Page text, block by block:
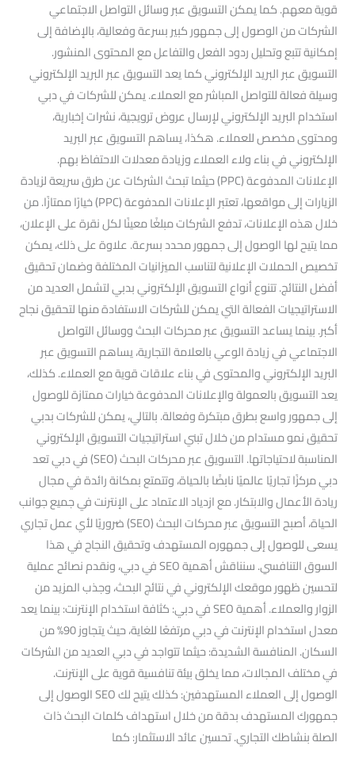
قوية معهم. كما يمكن التسويق عبر وسائل التواصل الاجتماعي
الشركات من الوصول إلى جمهور كبير بسرعة وفعالية، بالإضافة إلى
إمكانية تتبع وتحليل ردود الفعل والتفاعل مع المحتوى المنشور.
التسويق عبر البريد الإلكتروني كما يعد التسويق عبر البريد الإلكتروني
وسيلة فعالة للتواصل المباشر مع العملاء. يمكن للشركات في دبي
استخدام البريد الإلكتروني لإرسال عروض ترويجية، نشرات إخبارية،
ومحتوى مخصص للعملاء. هكذا، يساهم التسويق عبر البريد
الإلكتروني في بناء ولاء العملاء وزيادة معدلات الاحتفاظ بهم.
الإعلانات المدفوعة (PPC) حيثما تبحث الشركات عن طرق سريعة لزيادة
الزيارات إلى مواقعها، تعتبر الإعلانات المدفوعة (PPC) خيارًا ممتازًا. من
خلال هذه الإعلانات، تدفع الشركات مبلغًا معينًا لكل نقرة على الإعلان،
مما يتيح لها الوصول إلى جمهور محدد بسرعة. علاوة على ذلك، يمكن
تخصيص الحملات الإعلانية لتناسب الميزانيات المختلفة وضمان تحقيق
أفضل النتائج. تتنوع أنواع التسويق الإلكتروني بدبي لتشمل العديد من
الاستراتيجيات الفعالة التي يمكن للشركات الاستفادة منها لتحقيق نجاح
أكبر. بينما يساعد التسويق عبر محركات البحث ووسائل التواصل
الاجتماعي في زيادة الوعي بالعلامة التجارية، يساهم التسويق عبر
البريد الإلكتروني والمحتوى في بناء علاقات قوية مع العملاء. كذلك،
يعد التسويق بالعمولة والإعلانات المدفوعة خيارات ممتازة للوصول
إلى جمهور واسع بطرق مبتكرة وفعالة. بالتالي، يمكن للشركات بدبي
تحقيق نمو مستدام من خلال تبني استراتيجيات التسويق الإلكتروني
المناسبة لاحتياجاتها. التسويق عبر محركات البحث (SEO) في دبي تعد
دبي مركزًا تجاريًا عالميًا نابضًا بالحياة، وتتمتع بمكانة رائدة في مجال
ريادة الأعمال والابتكار. مع ازدياد الاعتماد على الإنترنت في جميع جوانب
الحياة، أصبح التسويق عبر محركات البحث (SEO) ضروريًا لأي عمل تجاري
يسعى للوصول إلى جمهوره المستهدف وتحقيق النجاح في هذا
السوق التنافسي. سنناقش أهمية SEO في دبي، ونقدم نصائح عملية
لتحسين ظهور موقعك الإلكتروني في نتائج البحث، وجذب المزيد من
الزوار والعملاء. أهمية SEO في دبي: كثافة استخدام الإنترنت: بينما يعد
معدل استخدام الإنترنت في دبي مرتفعًا للغاية، حيث يتجاوز 90% من
السكان. المنافسة الشديدة: حيثما تتواجد في دبي العديد من الشركات
في مختلف المجالات، مما يخلق بيئة تنافسية قوية على الإنترنت.
الوصول إلى العملاء المستهدفين: كذلك يتيح لك SEO الوصول إلى
جمهورك المستهدف بدقة من خلال استهداف كلمات البحث ذات
الصلة بنشاطك التجاري. تحسين عائد الاستثمار: كما